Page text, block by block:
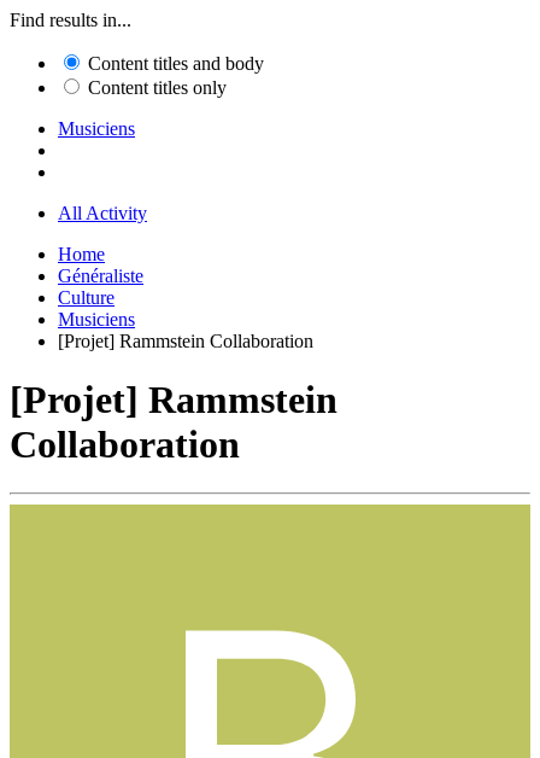
Find results in...
Content titles and body
Content titles only
Musiciens
All Activity
Home
Généraliste
Culture
Musiciens
[Projet] Rammstein Collaboration
[Projet] Rammstein
Collaboration